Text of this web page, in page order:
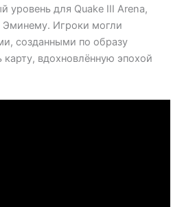
уровень для Quake III Arena,
Эминему. Игроки могли
созданными по образу
карту, вдохновлённую эпохой